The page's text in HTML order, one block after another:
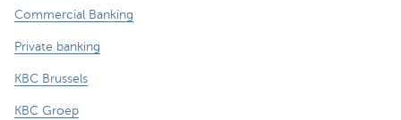
Commercial Banking
Private banking
KBC Brussels
KBC Groep